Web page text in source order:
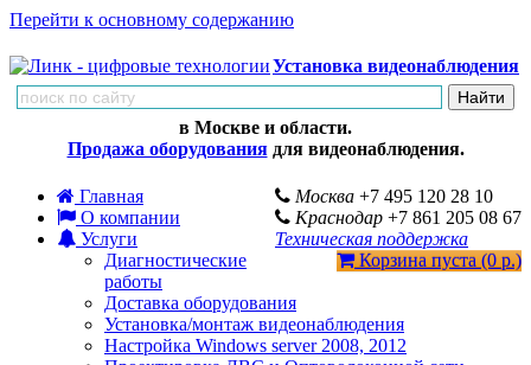
Перейти к основному содержанию
Установка видеонаблюдения
в Москве и области.
Продажа оборудованиядля видеонаблюдения.
Москва +7 495 120 28 10
Краснодар +7 861 205 08 67
Техническая поддержка
Корзина пуста (0 р.)
Главная
О компании
Услуги
Диагностические
работы
Доставка оборудования
Установка/монтаж видеонаблюдения
Настройка Windows server 2008, 2012